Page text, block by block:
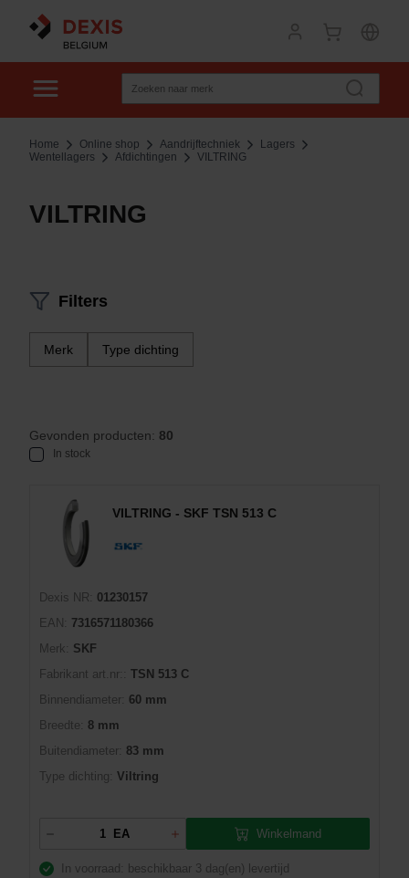
Home Online shop Aandrijftechniek
Lagers
Wentellagers
Afdichtingen VILTRING
VILTRING
Filters
Merk Type dichting
Gevonden producten: 80
In stock
VILTRING - SKF TSN 513 C
Dexis NR:
01230157
EAN:
7316571180366
Merk:
SKF
Fabrikant art.nr::
TSN 513 C
Binnendiameter: 60 mm
Breedte:
8 mm
Buitendiameter: 83 mm
Type dichting: Viltring
EA Winkelmand
In voorraad: beschikbaar 3 dag(en) levertijd